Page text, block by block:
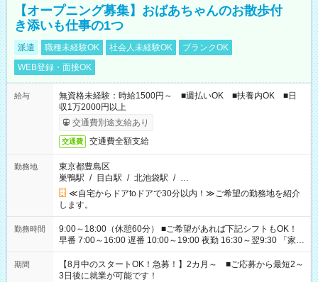
【オープニング募集】おばあちゃんのお散歩付
き添いも仕事の1つ
派遣 職種未経験OK 社会人未経験OK
ブランクOK
WEB登録・面接OK
給与
無資格未経験：時給1500円～ ■週払いOK ■扶養内OK ■日
収1万2000円以上
交通費別途支給あり
交通費 交通費全額支給
勤務地
東京都豊島区
巣鴨駅 / 目白駅 / 北池袋駅 / …
≪自宅からドアtoドアで30分以内！≫ご希望の勤務地を紹介
します。
勤務時間
9:00～18:00（休憩60分） ■ご希望があれば下記シフトもOK！
早番 7:00～16:00 遅番 10:00～19:00 夜勤 16:30～翌9:30 「家族
と休みを合わせたい」 「余裕を持って夕飯の準備がしたい」
「できれば残業はしたくない」 など、ご希望を教えてください
ね。 ※Wワーク希望の方へ 今ご覧のお仕事で希望する勤務時間
期間
【8月中のスタートOK！急募！】2カ月～ ■ご応募から最短2～
3日後に就業が可能です！